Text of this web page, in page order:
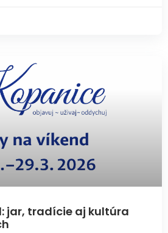
jar, tradície aj kultúra